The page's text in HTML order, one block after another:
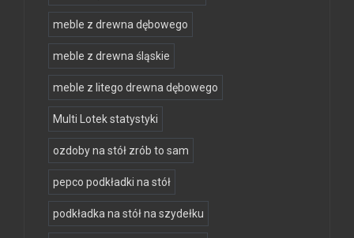
meble z drewna dębowego
meble z drewna śląskie
meble z litego drewna dębowego
Multi Lotek statystyki
ozdoby na stół zrób to sam
pepco podkładki na stół
podkładka na stół na szydełku